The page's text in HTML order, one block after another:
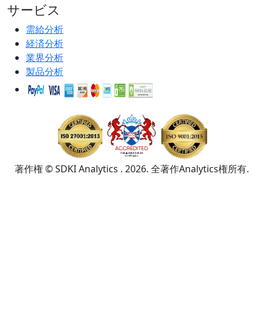
サービス
需給分析
経済分析
業界分析
製品分析
著作権 © SDKI Analytics . 2026. 全著作Analytics権所有.